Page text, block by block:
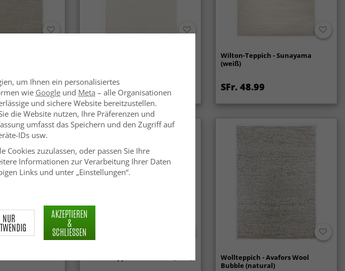
Wool
SFr. 75.99
Wilton-Teppich - Sunayama
(weiß)
SFr. 48.99
Wollteppich - Avafors Wool
Bubble (natural)
um Ihnen ein personalisiertes
wie Googleund Meta – alle Organisationen
und sichere Website bereitzustellen.
die Website nutzen, Ihre Präferenzen und
umfasst das Speichern und den Zugriff auf
IDs usw.
Cookies zuzulassen, oder passen Sie Ihre
Informationen zur Verarbeitung Ihrer Daten
Links und unter „Einstellungen“.
NUR AKZEPTIEREN
&
SCHLIESSEN